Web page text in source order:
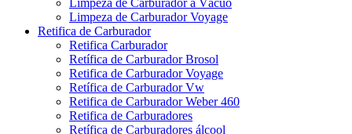
Limpeza de Carburador a Vácuo
Limpeza de Carburador Voyage
Retifica de Carburador
Retifica Carburador
Retífica de Carburador Brosol
Retifica de Carburador Voyage
Retífica de Carburador Vw
Retifica de Carburador Weber 460
Retifica de Carburadores
Retífica de Carburadores álcool